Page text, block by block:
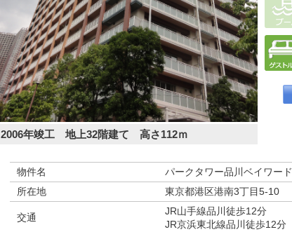
2006年竣工 地上32階建て 高さ112ｍ
物件名
パークタワー品川ベイワード
所在地
東京都港区港南3丁目5-10
交通
JR山手線品川徒歩12分
JR京浜東北線品川徒歩12分